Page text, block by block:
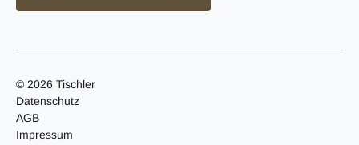
© 2026 Tischler
Datenschutz
AGB
Impressum